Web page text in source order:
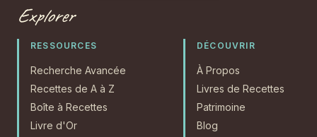
Explorer
RESSOURCES
Recherche Avancée
Recettes de A à Z
Boîte à Recettes
Livre d'Or
DÉCOUVRIR
À Propos
Livres de Recettes
Patrimoine
Blog